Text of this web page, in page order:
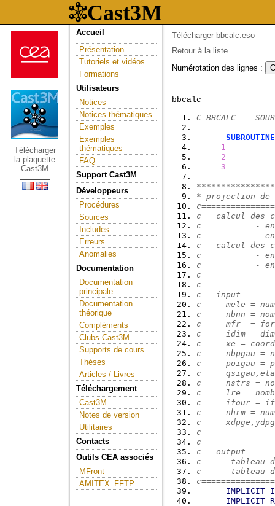
Télécharger
la plaquette
Cast3M
Accueil
Présentation
Tutoriels et vidéos
Formations
Utilisateurs
Notices
Notices thématiques
Exemples
Exemples
thématiques
FAQ
Support Cast3M
Développeurs
Procédures
Sources
Includes
Erreurs
Anomalies
Documentation
Documentation
principale
Documentation
théorique
Compléments
Clubs Cast3M
Supports de cours
Thèses
Articles / Livres
Téléchargement
Cast3M
Notes de version
Utilitaires
Contacts
Outils CEA associés
MFront
AMITEX_FFTP
Télécharger bbcalc.eso
Retour à la liste
Numérotation des lignes :
C BBCALC
SUBROUTINE
1
2
3
* projection de
c   calcul des
c           - en
c           - en
c   calcul des
c           - en
c           - en
c
c   input
c     mele =
c     nbnn =
c     mfr  =
c     idim =
c     xe =
c     nbpgau =
c     poigau =
c
c     nstrs =
c     lre =
c     ifour =
c     nhrm =
c
c
c
c   output
c      tableau
c      tableau
IMPLICIT
IMPLICIT